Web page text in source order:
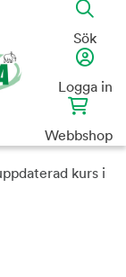
Sök
Logga in
Webbshop
kurs i